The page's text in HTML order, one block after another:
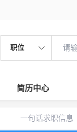
职位
简历中心
一句话求职信息